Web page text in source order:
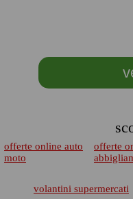
offerte online auto
moto
offerte
volantini supermercati